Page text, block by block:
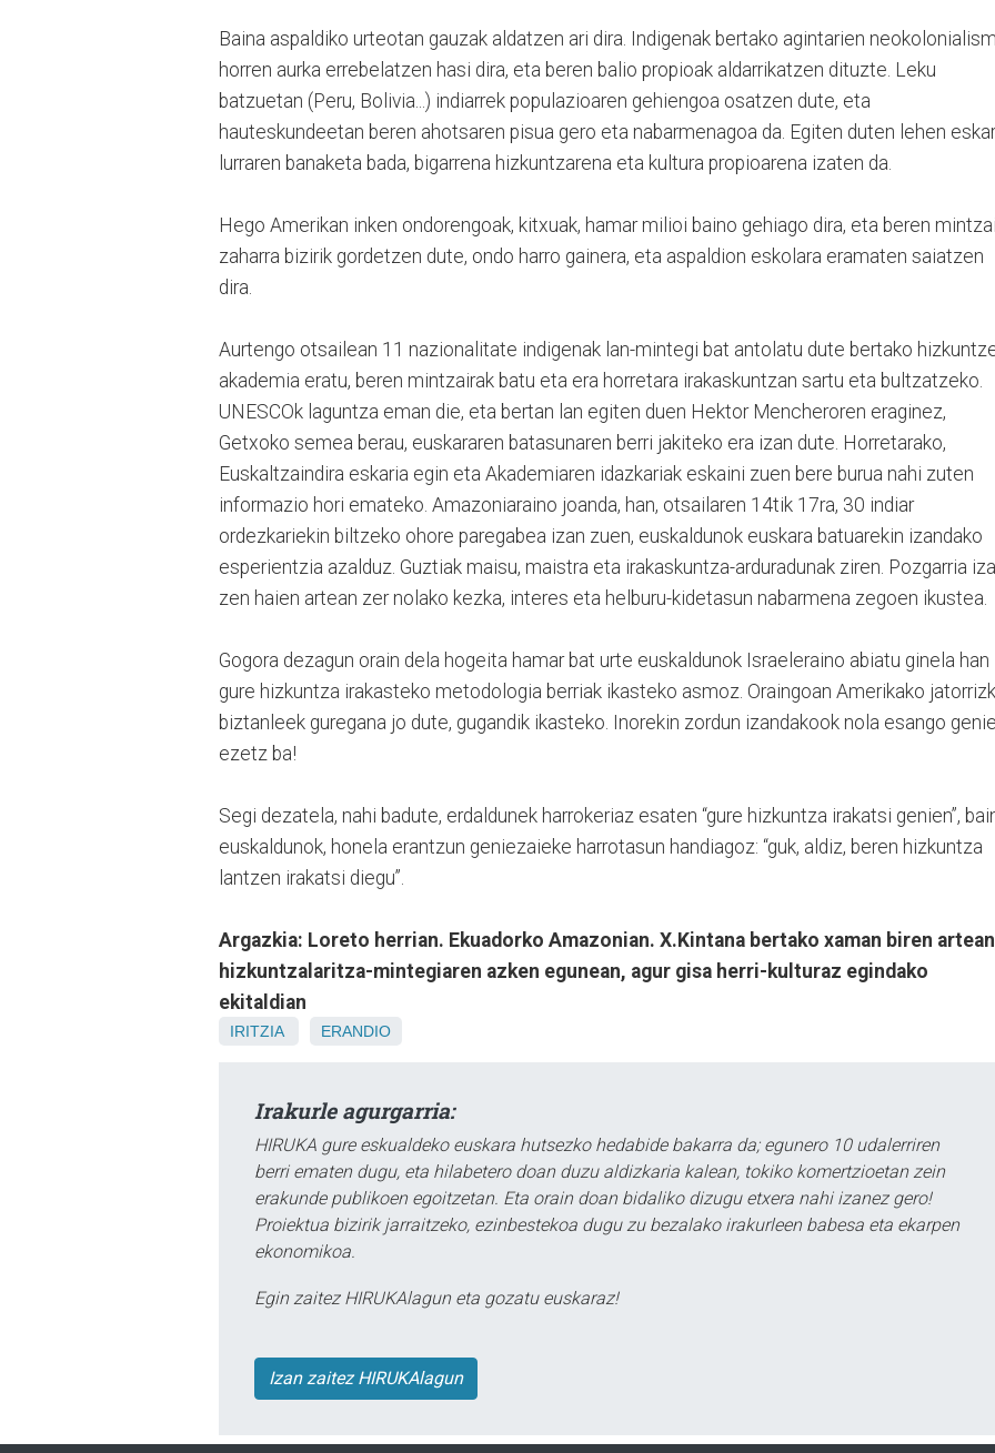
Baina aspaldiko urteotan gauzak aldatzen ari dira. Indigenak bertako agintarien
horren aurka errebelatzen hasi dira, eta beren balio propioak aldarrikatzen dituzte. Leku
batzuetan (Peru, Bolivia...) indiarrek populazioaren gehiengoa osatzen dute, eta
hauteskundeetan beren ahotsaren pisua gero eta nabarmenagoa da. Egiten duten lehen
lurraren banaketa bada, bigarrena hizkuntzarena eta kultura propioarena izaten da.
Hego Amerikan inken ondorengoak, kitxuak, hamar milioi baino gehiago dira, eta beren
zaharra bizirik gordetzen dute, ondo harro gainera, eta aspaldion eskolara eramaten saiatzen
dira.
Aurtengo otsailean 11 nazionalitate indigenak lan-mintegi bat antolatu dute bertako
akademia eratu, beren mintzairak batu eta era horretara irakaskuntzan sartu eta bultzatzeko.
UNESCOk laguntza eman die, eta bertan lan egiten duen Hektor Mencheroren eraginez,
Getxoko semea berau, euskararen batasunaren berri jakiteko era izan dute. Horretarako,
Euskaltzaindira eskaria egin eta Akademiaren idazkariak eskaini zuen bere burua nahi zuten
informazio hori emateko. Amazoniaraino joanda, han, otsailaren 14tik 17ra, 30 indiar
ordezkariekin biltzeko ohore paregabea izan zuen, euskaldunok euskara batuarekin izandako
esperientzia azalduz. Guztiak maisu, maistra eta irakaskuntza-arduradunak ziren. Pozgarria
zen haien artean zer nolako kezka, interes eta helburu-kidetasun nabarmena zegoen ikustea.
Gogora dezagun orain dela hogeita hamar bat urte euskaldunok Israeleraino abiatu ginela han
gure hizkuntza irakasteko metodologia berriak ikasteko asmoz. Oraingoan Amerikako
biztanleek guregana jo dute, gugandik ikasteko. Inorekin zordun izandakook nola esango
ezetz ba!
Segi dezatela, nahi badute, erdaldunek harrokeriaz esaten “gure hizkuntza irakatsi genien”,
euskaldunok, honela erantzun geniezaieke harrotasun handiagoz: “guk, aldiz, beren hizkuntza
lantzen irakatsi diegu”.
Argazkia: Loreto herrian. Ekuadorko Amazonian. X.Kintana bertako xaman biren
hizkuntzalaritza-mintegiaren azken egunean, agur gisa herri-kulturaz egindako
ekitaldian
IRITZIA ERANDIO
Irakurle agurgarria:
HIRUKA gure eskualdeko euskara hutsezko hedabide bakarra da; egunero 10 udalerriren
berri ematen dugu, eta hilabetero doan duzu aldizkaria kalean, tokiko komertzioetan zein
erakunde publikoen egoitzetan. Eta orain doan bidaliko dizugu etxera nahi izanez gero!
Proiektua bizirik jarraitzeko, ezinbestekoa dugu zu bezalako irakurleen babesa eta ekarpen
ekonomikoa.
Egin zaitez HIRUKAlagun eta gozatu euskaraz!
Izan zaitez HIRUKAlagun